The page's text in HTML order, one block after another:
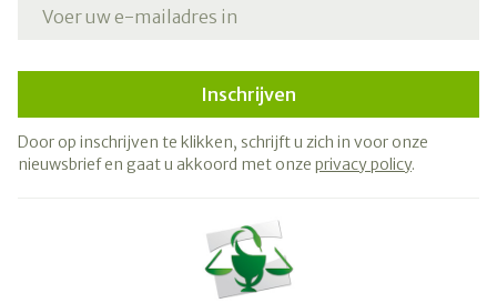
Inschrijven
Door op inschrijven te klikken, schrijft u zich in voor onze
nieuwsbrief en gaat u akkoord met onze privacy policy.